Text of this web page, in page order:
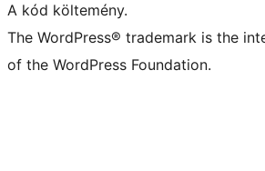
A kód költemény.
The WordPress® trademark is the
of the WordPress Foundation.